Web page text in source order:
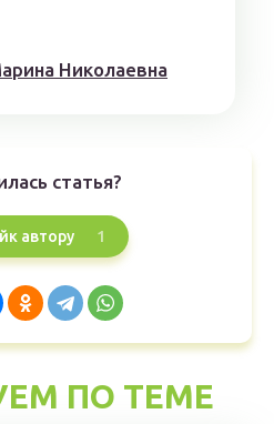
Николаевна
статья?
автору 1
ПО ТЕМЕ